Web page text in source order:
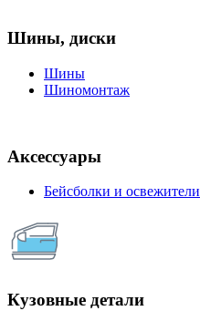
Шины, диски
Шины
Шиномонтаж
Аксессуары
Бейсболки и освежители
Кузовные детали